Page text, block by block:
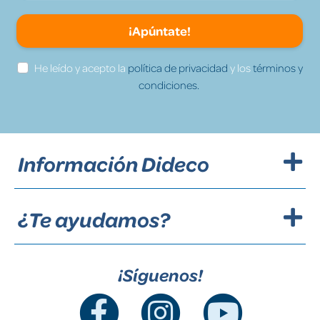
¡Apúntate!
He leído y acepto la política de privacidad y lostérminos y
condiciones.
Información Dideco
¿Te ayudamos?
¡Síguenos!